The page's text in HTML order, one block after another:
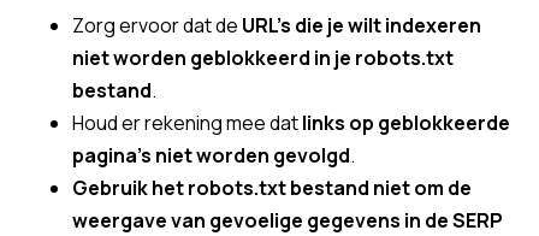
Zorg ervoor dat de URL’s die je wilt indexeren
niet worden geblokkeerd in je robots.txt
bestand.
Houd er rekening mee datlinks op geblokkeerde
pagina’s niet worden gevolgd.
Gebruik hetrobots.txt bestand niet om de
weergave van gevoelige gegevens in de SERP